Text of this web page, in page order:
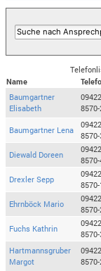
Name
Baumgartner
Elisabeth
09422
Baumgartner Lena
09422
Diewald Doreen
09422
Drexler Sepp
09422
8570-
Ehrnböck Mario
09422
Fuchs Kathrin
09422
Hartmannsgruber
Margot
09422